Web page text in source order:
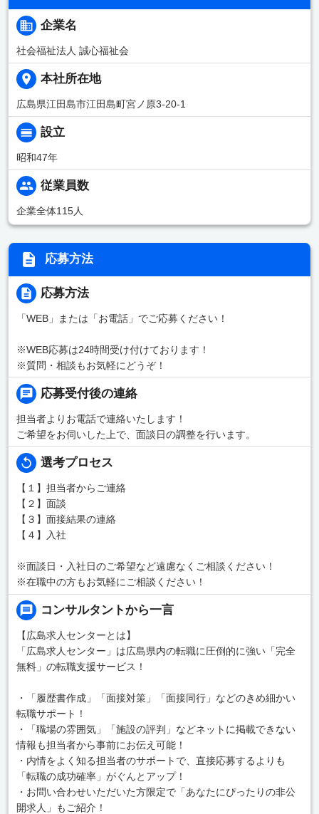
企業名
社会福祉法人 誠心福祉会
本社所在地
広島県江田島市江田島町宮ノ原3-20-1
設立
昭和47年
従業員数
企業全体115人
応募方法
応募方法
「WEB」または「お電話」でご応募ください！
※WEB応募は24時間受け付けております！
※質問・相談もお気軽にどうぞ！
応募受付後の連絡
担当者よりお電話で連絡いたします！
ご希望をお伺いした上で、面談日の調整を行います。
選考プロセス
【１】担当者からご連絡
【２】面談
【３】面接結果の連絡
【４】入社
※面談日・入社日のご希望など遠慮なくご相談ください！
※在職中の方もお気軽にご相談ください！
コンサルタントから一言
【広島求人センターとは】
「広島求人センター」は広島県内の転職に圧倒的に強い「完全
無料」の転職支援サービス！
・「履歴書作成」「面接対策」「面接同行」などのきめ細かい
転職サポート！
・「職場の雰囲気」「施設の評判」などネットに掲載できない
情報も担当者から事前にお伝え可能！
・内情をよく知る担当者のサポートで、直接応募するよりも
「転職の成功確率」がぐんとアップ！
・お問い合わせいただいた方限定で「あなたにぴったりの非公
開求人」もご紹介！